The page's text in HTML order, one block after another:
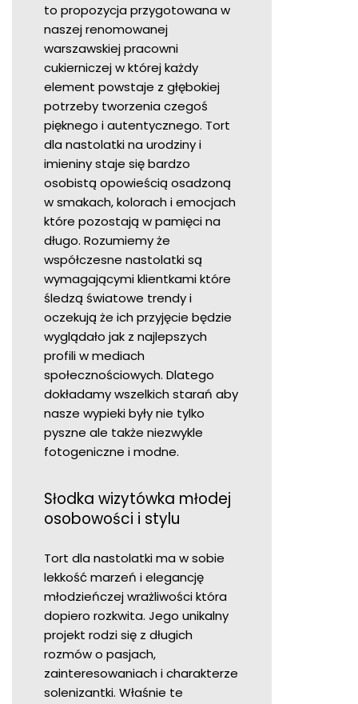
to propozycja przygotowana w
naszej renomowanej
warszawskiej pracowni
cukierniczej w której każdy
element powstaje z głębokiej
potrzeby tworzenia czegoś
pięknego i autentycznego. Tort
dla nastolatki na urodziny i
imieniny staje się bardzo
osobistą opowieścią osadzoną
w smakach, kolorach i emocjach
które pozostają w pamięci na
długo. Rozumiemy że
współczesne nastolatki są
wymagającymi klientkami które
śledzą światowe trendy i
oczekują że ich przyjęcie będzie
wyglądało jak z najlepszych
profili w mediach
społecznościowych. Dlatego
dokładamy wszelkich starań aby
nasze wypieki były nie tylko
pyszne ale także niezwykle
fotogeniczne i modne.
Słodka wizytówka młodej
osobowości i stylu
Tort dla nastolatki ma w sobie
lekkość marzeń i elegancję
młodzieńczej wrażliwości która
dopiero rozkwita. Jego unikalny
projekt rodzi się z długich
rozmów o pasjach,
zainteresowaniach i charakterze
solenizantki. Właśnie te